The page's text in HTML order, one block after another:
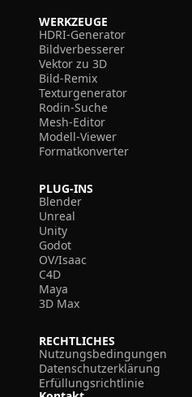
WERKZEUGE
HDRI-Generator
Bildverbesserer
Vektor zu 3D
Bild-Remix
Texturgenerator
Rodin-Suche
Mesh-Editor
Modell-Viewer
Formatkonverter
PLUG-INS
Blender
Unreal
Unity
Godot
OV/Isaac
C4D
Maya
3D Max
RECHTLICHES
Nutzungsbedingungen
Datenschutzerklärung
Erfüllungsrichtlinie